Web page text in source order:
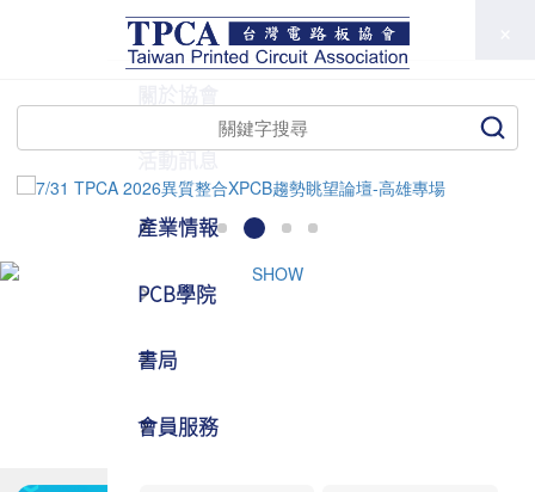
TPCA
活動訊息
產業情報
PCB學院
書局
會員服務